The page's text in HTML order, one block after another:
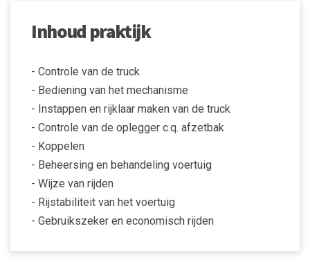
Inhoud praktijk
- Controle van de truck
- Bediening van het mechanisme
- Instappen en rijklaar maken van de truck
- Controle van de oplegger c.q. afzetbak
- Koppelen
- Beheersing en behandeling voertuig
- Wijze van rijden
- Rijstabiliteit van het voertuig
- Gebruikszeker en economisch rijden